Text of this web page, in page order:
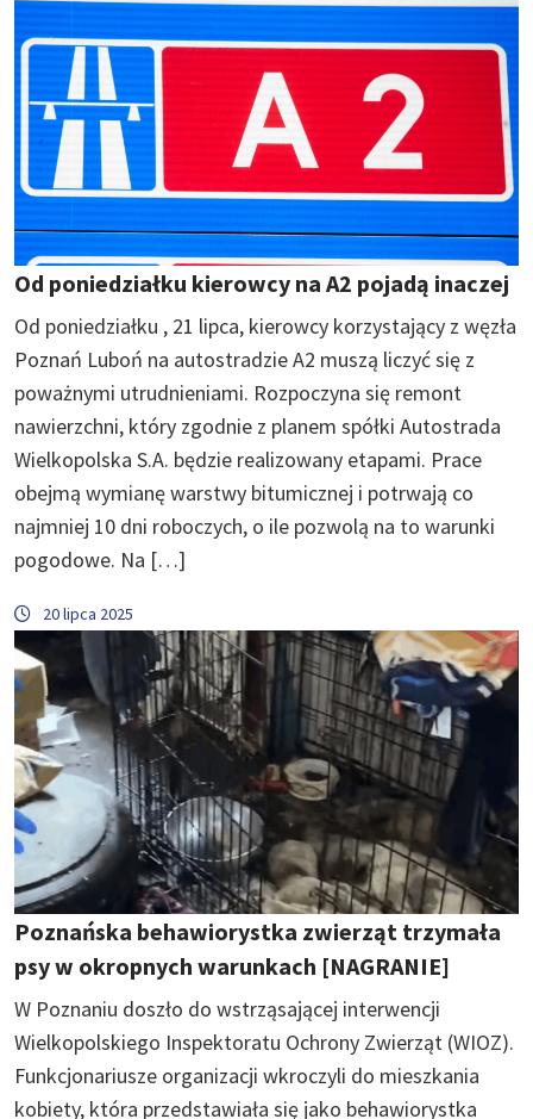
Od poniedziałku kierowcy na A2 pojadą inaczej
Od poniedziałku , 21 lipca, kierowcy korzystający z węzła
Poznań Luboń na autostradzie A2 muszą liczyć się z
poważnymi utrudnieniami. Rozpoczyna się remont
nawierzchni, który zgodnie z planem spółki Autostrada
Wielkopolska S.A. będzie realizowany etapami. Prace
obejmą wymianę warstwy bitumicznej i potrwają co
najmniej 10 dni roboczych, o ile pozwolą na to warunki
pogodowe. Na […]
20 lipca 2025
Poznańska behawiorystka zwierząt trzymała
psy w okropnych warunkach [NAGRANIE]
W Poznaniu doszło do wstrząsającej interwencji
Wielkopolskiego Inspektoratu Ochrony Zwierząt (WIOZ).
Funkcjonariusze organizacji wkroczyli do mieszkania
kobiety, która przedstawiała się jako behawiorystka